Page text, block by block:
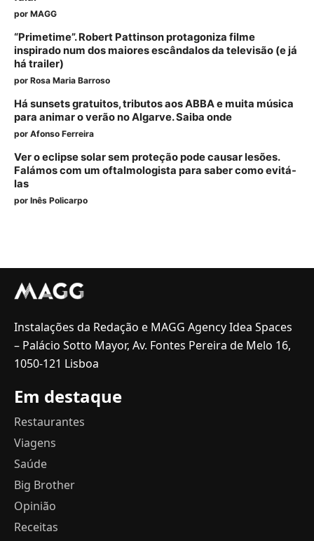
por MAGG
“Primetime”. Robert Pattinson protagoniza filme
inspirado num dos maiores escândalos da televisão (e já
há trailer)
por Rosa Maria Barroso
Há sunsets gratuitos, tributos aos ABBA e muita música
para animar o verão no Algarve. Saiba onde
por Afonso Ferreira
Ver o eclipse solar sem proteção pode causar lesões.
Falámos com um oftalmologista para saber como evitá-
las
por Inês Policarpo
Instalações da Redação e MAGG Agency Idea Spaces
– Palácio Sotto Mayor, Av. Fontes Pereira de Melo 16,
1050-121 Lisboa
Em destaque
Restaurantes
Viagens
Saúde
Big Brother
Opinião
Receitas